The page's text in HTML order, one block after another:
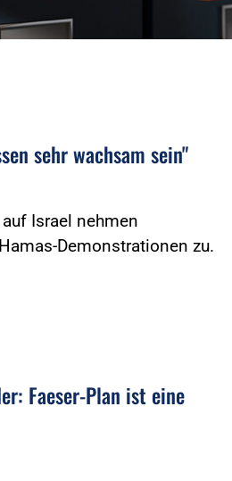
sehr wachsam sein"
Israel nehmen
Demonstrationen zu.
Faeser-Plan ist eine